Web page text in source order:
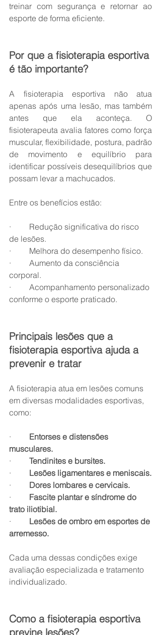
treinar com segurança e retornar ao
esporte de forma eficiente.
Por que a fisioterapia esportiva
é tão importante?
A fisioterapia esportiva não atua
apenas após uma lesão, mas também
antes que ela aconteça. O
fisioterapeuta avalia fatores como força
muscular, flexibilidade, postura, padrão
de movimento e equilíbrio para
identificar possíveis desequilíbrios que
possam levar a machucados.
Entre os benefícios estão:
·         Redução significativa do risco
de lesões.
·         Melhora do desempenho físico.
·         Aumento da consciência
corporal.
·         Acompanhamento personalizado
conforme o esporte praticado.
Principais lesões que a
fisioterapia esportiva ajuda a
prevenir e tratar
A fisioterapia atua em lesões comuns
em diversas modalidades esportivas,
como:
· Entorses e distensões
musculares.
· Tendinites e bursites.
· Lesões ligamentares e meniscais.
· Dores lombares e cervicais.
· Fascite plantar e síndrome do
trato iliotibial.
· Lesões de ombro em esportes de
arremesso.
Cada uma dessas condições exige
avaliação especializada e tratamento
individualizado.
Como a fisioterapia esportiva
previne lesões?